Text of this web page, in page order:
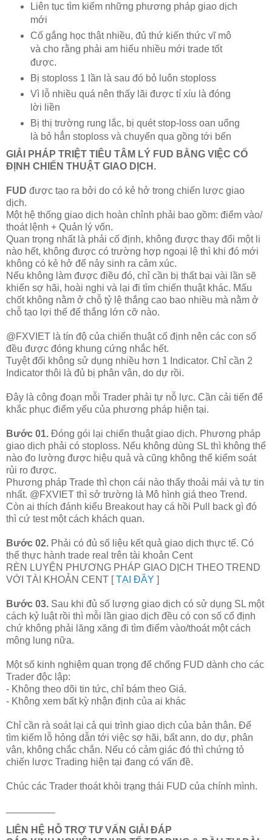
Liên tục tìm kiếm những phương pháp giao dịch
mới
Cố gắng học thật nhiều, đủ thứ kiến thức vĩ mô
và cho rằng phải am hiểu nhiều mới trade tốt
được.
Bị stoploss 1 lần là sau đó bỏ luôn stoploss
Vì lỗ nhiều quá nên thấy lãi được tí xíu là đóng
lời liền
Bị thị trường rung lắc, bị quét stop-loss oan uổng
là bỏ hẳn stoploss và chuyển qua gồng tới bến
GIẢI PHÁP TRIỆT TIÊU TÂM LÝ FUD BẰNG VIỆC CỐ
ĐỊNH CHIẾN THUẬT GIAO DỊCH.
FUD được tạo ra bởi do có kẻ hở trong chiến lược giao
dịch.
Một hệ thống giao dịch hoàn chỉnh phải bao gồm: điểm vào/
thoát lệnh + Quản lý vốn.
Quan trọng nhất là phải cố định, không được thay đổi một li
nào hết, không được có trường hợp ngoại lệ thì khi đó mới
không có kẻ hở để nảy sinh ra cảm xúc.
Nếu không làm được điều đó, chỉ cần bị thất bại vài lần sẽ
khiến sợ hãi, hoài nghi và lại đi tìm chiến thuật khác. Mấu
chốt không nằm ở chỗ tỷ lệ thắng cao bao nhiều mà nằm ở
chỗ tạo lợi thế để thắng lớn cỡ nào.
@FXVIET là tín độ của chiến thuật cố định nên các con số
đều được đóng khung cứng nhắc hết.
Tuyệt đối không sử dụng nhiều hơn 1 Indicator. Chỉ cần 2
Indicator thôi là đủ bị phân vân, do dự rồi.
Đây là công đoạn mỗi Trader phải tự nỗ lực. Cần cải tiến để
khắc phục điểm yếu của phương pháp hiện tại.
Bước 01. Đóng gói lại chiến thuật giao dịch. Phương pháp
giao dịch phải có stoploss. Nếu không dùng SL thì không thể
nào đo lường được hiệu quả và cũng không thể kiểm soát
rủi ro được.
Phương pháp Trade thì chọn cái nào thấy thoải mái và tự tin
nhất. @FXVIET thì sở trường là Mô hình giá theo Trend.
Còn ai thích đánh kiểu Breakout hay cá hồi Pull back gì đó
thì cứ test một cách khách quan.
Bước 02. Phải có đủ số liệu kết quả giao dịch thực tế. Có
thể thực hành trade real trên tài khoản Cent
RÈN LUYỆN PHƯƠNG PHÁP GIAO DỊCH THEO TREND
VỚI TÀI KHOẢN CENT [TẠI ĐÂY ]
Bước 03. Sau khi đủ số lượng giao dịch có sử dụng SL một
cách kỷ luật rồi thì mỗi lần giao dịch đều có con số cố định
chứ không phải lăng xăng đi tìm điểm vào/thoát một cách
mông lung nữa.
Một số kinh nghiệm quan trọng để chống FUD dành cho các
Trader độc lập:
- Không theo dõi tin tức, chỉ bám theo Giá.
- Không xem bất kỳ nhận định của ai khác
Chỉ cần rà soát lại cả qui trình giao dịch của bản thân. Để
tìm kiếm lỗ hỏng dẫn tới việc sợ hãi, bất ann, do dự, phân
vân, không chắc chắn. Nếu có cảm giác đó thì chứng tỏ
chiến lược Trading hiện tại đang có vấn đề.
Chúc các Trader thoát khỏi trạng thái FUD của chính mình.
LIÊN HỆ HỖ TRỢ TƯ VẤN GIẢI ĐÁP